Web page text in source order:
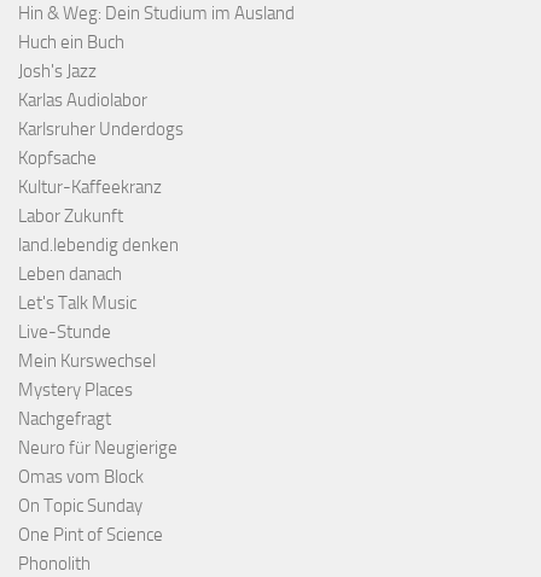
Hin & Weg: Dein Studium im Ausland
Huch ein Buch
Josh's Jazz
Karlas Audiolabor
Karlsruher Underdogs
Kopfsache
Kultur-Kaffeekranz
Labor Zukunft
land.lebendig denken
Leben danach
Let's Talk Music
Live-Stunde
Mein Kurswechsel
Mystery Places
Nachgefragt
Neuro für Neugierige
Omas vom Block
On Topic Sunday
One Pint of Science
Phonolith